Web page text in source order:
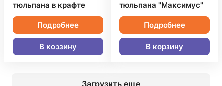
тюльпана в крафте
Подробнее
В корзину
тюльпана "Максимус"
Подробнее
В корзину
Загрузить еще